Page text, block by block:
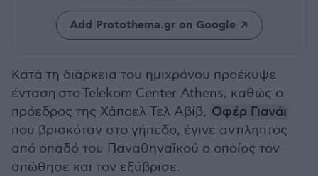
Add Protothema.gr on Google
Κατά τη διάρκεια του ημιχρόνου προέκυψε
ένταση στοTelekom Center Athens, καθώς ο
πρόεδρος της Χάποελ Τελ Αβίβ, Οφέρ Γιανάι
που βρισκόταν στο γήπεδο, έγινε αντιληπτός
από οπαδό του Παναθηναϊκού ο οποίος τον
απώθησε και τον εξύβρισε.